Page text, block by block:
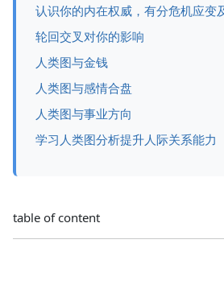
认识你的内在权威，有分危机应变
轮回交叉对你的影响
人类图与金钱
人类图与感情合盘
人类图与事业方向
学习人类图分析提升人际关系能力
table of content